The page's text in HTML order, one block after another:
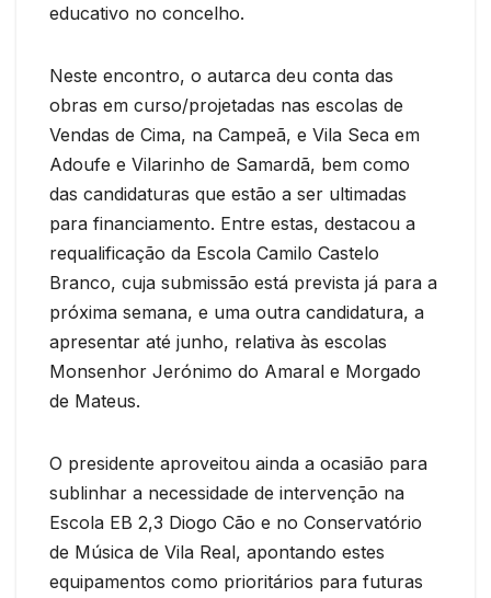
educativo no concelho.
Neste encontro, o autarca deu conta das
obras em curso/projetadas nas escolas de
Vendas de Cima, na Campeã, e Vila Seca em
Adoufe e Vilarinho de Samardã, bem como
das candidaturas que estão a ser ultimadas
para financiamento. Entre estas, destacou a
requalificação da Escola Camilo Castelo
Branco, cuja submissão está prevista já para a
próxima semana, e uma outra candidatura, a
apresentar até junho, relativa às escolas
Monsenhor Jerónimo do Amaral e Morgado
de Mateus.
O presidente aproveitou ainda a ocasião para
sublinhar a necessidade de intervenção na
Escola EB 2,3 Diogo Cão e no Conservatório
de Música de Vila Real, apontando estes
equipamentos como prioritários para futuras